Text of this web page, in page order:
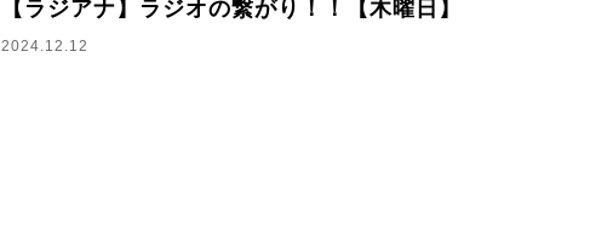
【ラジアナ】ラジオの繋がり！！【木曜日】
2024.12.12